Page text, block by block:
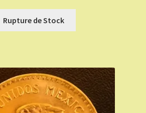
Rupture de Stock